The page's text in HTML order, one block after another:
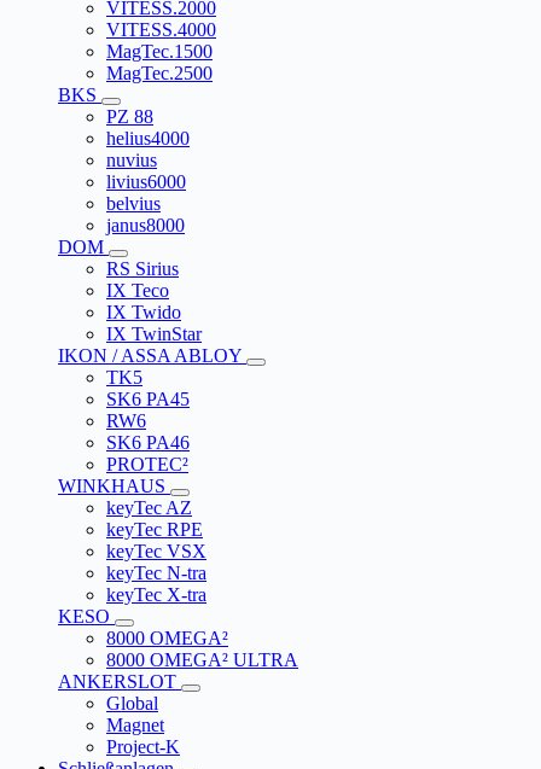
VITESS.2000
VITESS.4000
MagTec.1500
MagTec.2500
BKS
PZ 88
helius4000
nuvius
livius6000
belvius
janus8000
DOM
RS Sirius
IX Teco
IX Twido
IX TwinStar
IKON / ASSA ABLOY
TK5
SK6 PA45
RW6
SK6 PA46
PROTEC²
WINKHAUS
keyTec AZ
keyTec RPE
keyTec VSX
keyTec N-tra
keyTec X-tra
KESO
8000 OMEGA²
8000 OMEGA² ULTRA
ANKERSLOT
Global
Magnet
Project-K